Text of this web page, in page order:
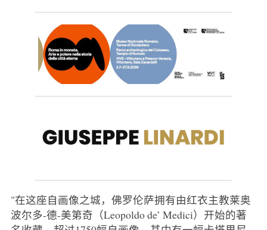
"在这座自画像之城，佛罗伦萨拥有由红衣主教莱奥
波尔多-德-美第奇（Leopoldo de’ Medici）开始的著